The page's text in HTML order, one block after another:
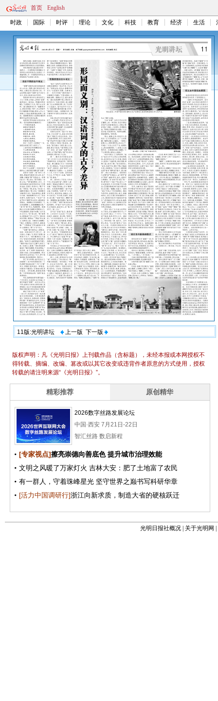
首页 English
时政 国际 时评 理论 文化 科技 教育 经济 生活
11版:光明讲坛 上一版 下一版
光明日报社概况 关于光明网